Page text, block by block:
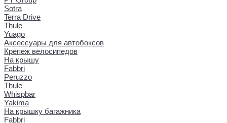
Sotra
Terra Drive
Thule
Yuago
Аксессуары для автобоксов
Крепеж велосипедов
На крышу
Fabbri
Peruzzo
Thule
Whispbar
Yakima
На крышку багажника
Fabbri